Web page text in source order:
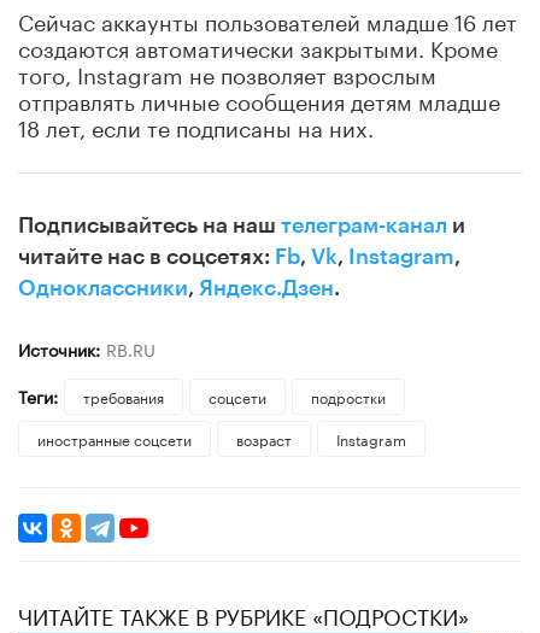
Сейчас аккаунты пользователей младше 16 лет
создаются автоматически закрытыми. Кроме
того, Instagram не позволяет взрослым
отправлять личные сообщения детям младше
18 лет, если те подписаны на них.
Подписывайтесь на наш телеграм-канал и
читайте нас в соцсетях: Fb, Vk, Instagram,
Одноклассники, Яндекс.Дзен.
Источник: RB.RU
Теги:
требования соцсети
подростки
иностранные соцсети
возраст Instagram
ЧИТАЙТЕ ТАКЖЕ В РУБРИКЕ «ПОДРОСТКИ»